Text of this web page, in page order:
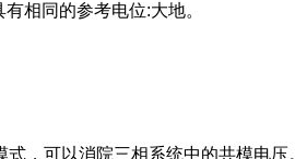
相同的参考电位:大地。
，可以消院三相系统中的共模电压